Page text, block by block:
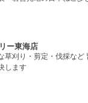
ー東海店
草刈り・剪定・伐採など
します